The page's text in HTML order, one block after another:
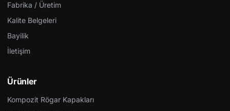
Fabrika / Üretim
Kalite Belgeleri
Bayilik
İletişim
Ürünler
Kompozit Rögar Kapakları